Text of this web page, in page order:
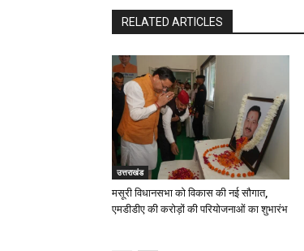
RELATED ARTICLES
उत्तराखंड
मसूरी विधानसभा को विकास की नई सौगात,
एमडीडीए की करोड़ों की परियोजनाओं का शुभारंभ